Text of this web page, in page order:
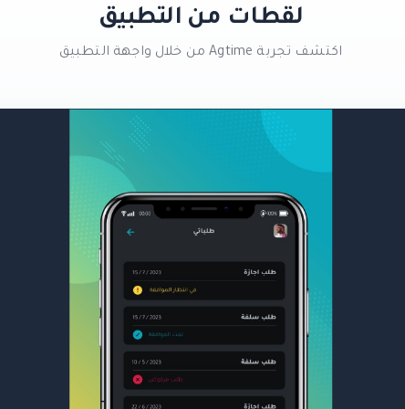
لقطات من التطبيق
اكتشف تجربة Agtime من خلال واجهة التطبيق